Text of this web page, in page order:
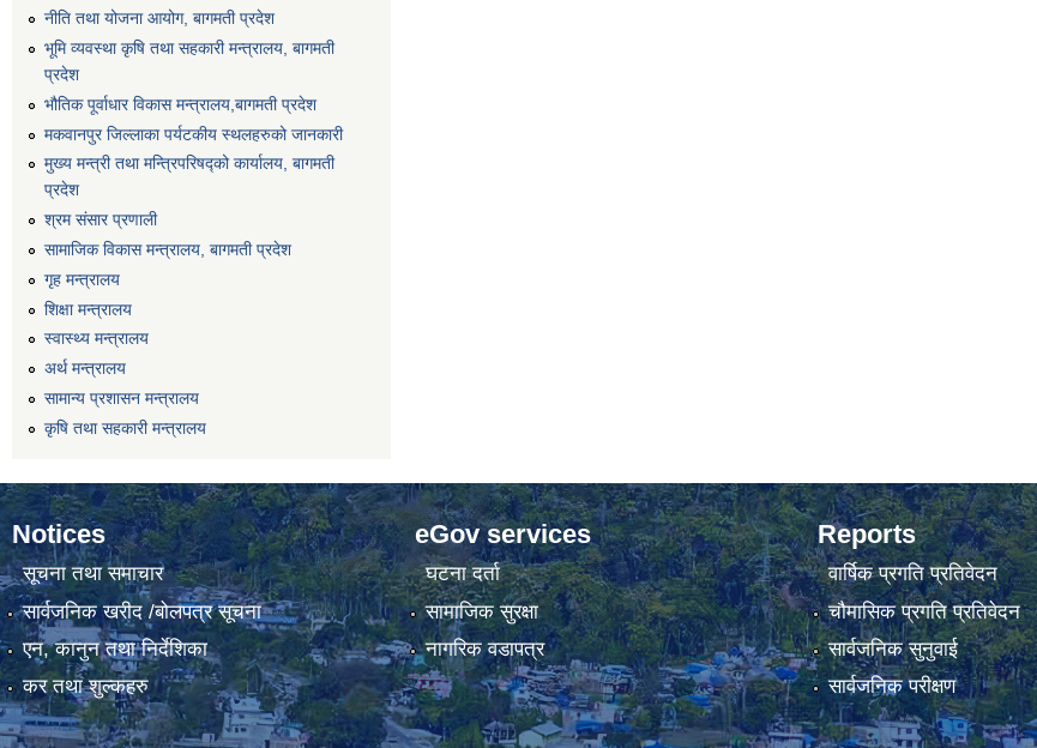
नीति तथा योजना आयोग, बागमती प्रदेश
भूमि व्यवस्था कृषि तथा सहकारी मन्त्रालय, बागमती
प्रदेश
भौतिक पूर्वाधार विकास मन्त्रालय,बागमती प्रदेश
मकवानपुर जिल्लाका पर्यटकीय स्थलहरुको जानकारी
मुख्य मन्त्री तथा मन्त्रिपरिषद्को कार्यालय, बागमती
प्रदेश
श्रम संसार प्रणाली
सामाजिक विकास मन्त्रालय, बागमती प्रदेश
गृह मन्त्रालय
शिक्षा मन्त्रालय
स्वास्थ्य मन्त्रालय
अर्थ मन्त्रालय
सामान्य प्रशासन मन्त्रालय
कृषि तथा सहकारी मन्त्रालय
Notices
सूचना तथा समाचार
सार्वजनिक खरीद /बोलपत्र सूचना
एन, कानुन तथा निर्देशिका
कर तथा शुल्कहरु
eGov services
घटना दर्ता
सामाजिक सुरक्षा
नागरिक वडापत्र
Reports
वार्षिक प्रगति प्रतिवेदन
चौमासिक प्रगति प्रतिवेदन
सार्वजनिक सुनुवाई
सार्वजनिक परीक्षण